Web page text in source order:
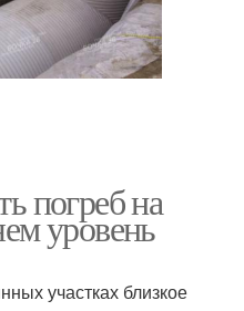
погреб на
уровень
участках близкое